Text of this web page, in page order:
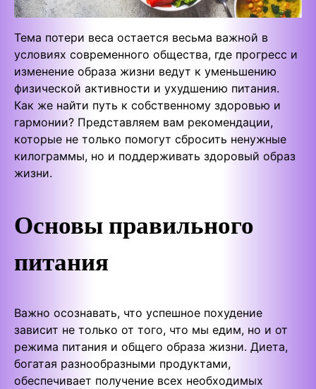
Тема потери веса остается весьма важной в
условиях современного общества, где прогресс и
изменение образа жизни ведут к уменьшению
физической активности и ухудшению питания.
Как же найти путь к собственному здоровью и
гармонии? Представляем вам рекомендации,
которые не только помогут сбросить ненужные
килограммы, но и поддерживать здоровый образ
жизни.
Основы правильного
питания
Важно осознавать, что успешное похудение
зависит не только от того, что мы едим, но и от
режима питания и общего образа жизни. Диета,
богатая разнообразными продуктами,
обеспечивает получение всех необходимых